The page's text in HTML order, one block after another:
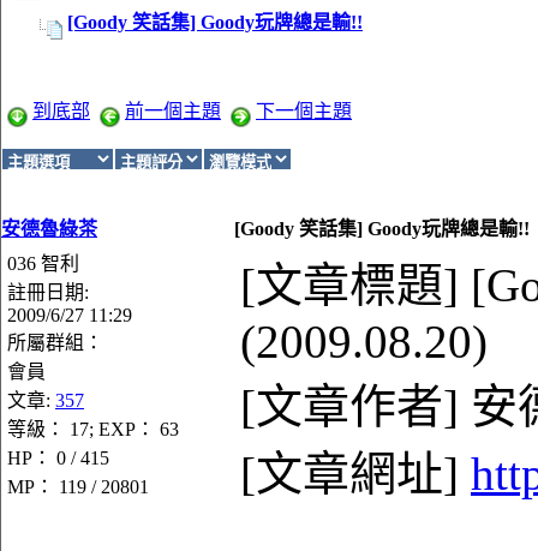
[Goody 笑話集] Goody玩牌總是輸!!
到底部 前一個主題 下一個主題
安德魯綠茶
[Goody 笑話集] Goody玩牌總是輸!!
036 智利
註冊日期:
2009/6/27 11:29
所屬群組：
會員
文章: 357
等級： 17; EXP： 63
HP： 0 / 415
MP： 119 / 20801
[文章標題]
(2009.08.20)
[文章作者] 安
[文章網址]